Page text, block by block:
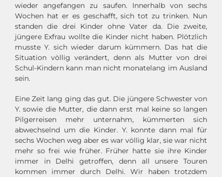
wieder angefangen zu saufen. Innerhalb von sechs
Wochen hat er es geschafft, sich tot zu trinken. Nun
standen die drei Kinder ohne Vater da. Die zweite,
jüngere Exfrau wollte die Kinder nicht haben. Plötzlich
musste Y. sich wieder darum kümmern. Das hat die
Situation völlig verändert, denn als Mutter von drei
Schul-Kindern kann man nicht monatelang im Ausland
sein.
Eine Zeit lang ging das gut. Die jüngere Schwester von
Y. sowie die Mutter, die dann erst mal keine so langen
Pilgerreisen mehr unternahm, kümmerten sich
abwechselnd um die Kinder. Y. konnte dann mal für
sechs Wochen weg aber es war völlig klar, sie war nicht
mehr so frei wie früher. Früher hatte sie ihre Kinder
immer in Delhi getroffen, denn all unsere Touren
kommen immer durch Delhi. Wir haben trotzdem